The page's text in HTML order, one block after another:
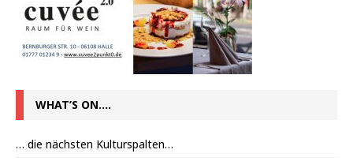
WHAT’S ON….
… die nächsten Kulturspalten…